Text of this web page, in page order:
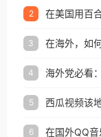
2
3
4
5 西瓜视频该
6